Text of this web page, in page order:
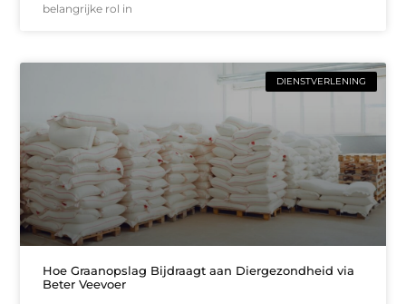
belangrijke rol in
DIENSTVERLENING
Hoe Graanopslag Bijdraagt aan Diergezondheid via
Beter Veevoer